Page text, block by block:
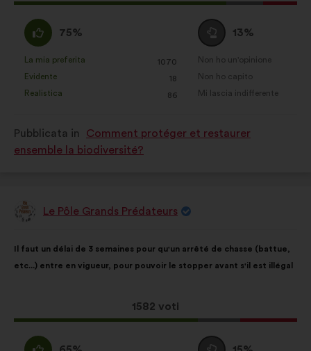
proposta
Sono
d'accordo
:
75%
qualificata
come:
La mia preferita
: 1070
volte
Evidente
: 18
volte
Realistica
: 86
volte
Voto
neutrale
:
13%
qualificata
Non ho un'opinione
:volte
Non ho capito
:volte
Mi lascia indifferente
:volte
Pubblicata in
Comment protéger et restaurer
ensemble la biodiversité?
PropostaLe Pôle Grands Prédateurs
della
mia
Il faut un délai de 3 semaines pour qu'un arrêté de chasse (battue,
etc...) entre en vigueur, pour pouvoir le stopper avant s'il est illégal
Questa
proposta
1582 voti
ripartiti:
Sono
Voto